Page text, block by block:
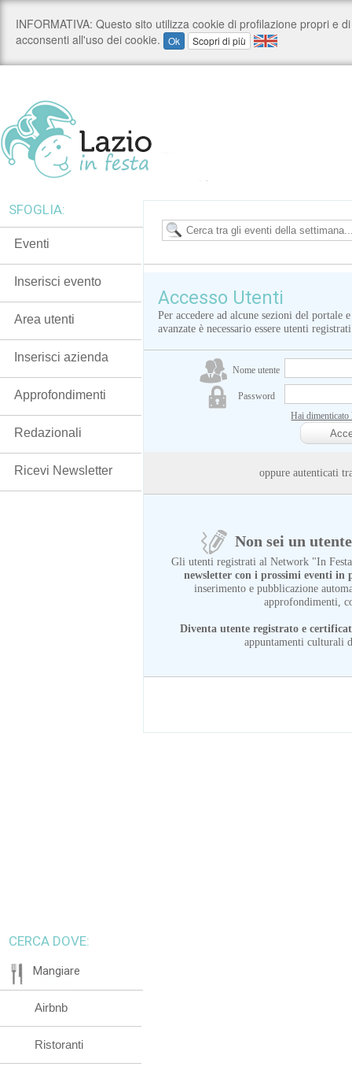
Accesso Utenti
Per accedere ad alcune sezioni del portale
avanzate è necessario essere utenti registrati
Nome utente
Password
Hai dimenticato
oppure autenticati
Non sei un
Gli utenti registrati al Network "In
newsletter con i prossimi eventi in
inserimento e pubblicazione
approfondimenti,
Diventa utente registrato e
appuntamenti culturali
SFOGLIA:
Eventi
Inserisci evento
Area utenti
Inserisci azienda
Approfondimenti
Redazionali
Ricevi Newsletter
CERCA DOVE:
Mangiare
Airbnb
Ristoranti